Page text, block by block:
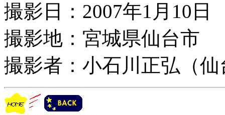
撮影日：2007年1月10日
撮影地：宮城県仙台市
撮影者：小石川正弘（